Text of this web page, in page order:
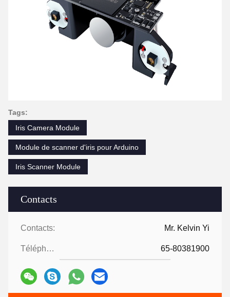
Contacts
Contacts: Mr. Kelvin Yi
Téléphone: 65-80381900
Tags:
Iris Camera Module
Module de scanner d'iris pour Arduino
Iris Scanner Module